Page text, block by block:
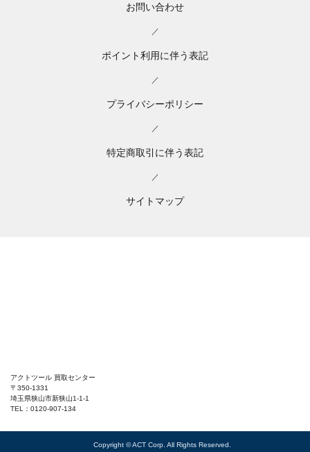
お問い合わせ
／
ポイント利用に伴う表記
／
プライバシーポリシー
／
特定商取引に伴う表記
／
サイトマップ
アクトツール 買取センター
〒350-1331
埼玉県狭山市新狭山1-1-1
TEL：0120-907-134
Copyright © ACT Corp. All Rights Reserved.